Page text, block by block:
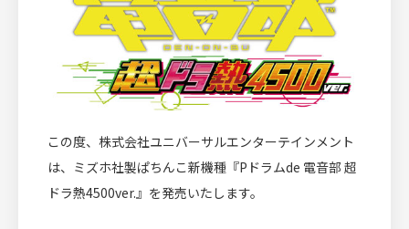
文化・芸術活動
この度、株式会社ユニバーサルエンターテインメント
は、ミズホ社製ぱちんこ新機種『Pドラムde 電音部 超
ドラ熱4500ver.』を発売いたします。